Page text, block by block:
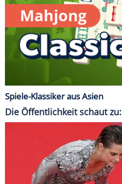
Spiele-Klassiker aus Asien
Die Öffentlichkeit schaut zu: